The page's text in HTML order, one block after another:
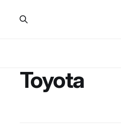
Toyota